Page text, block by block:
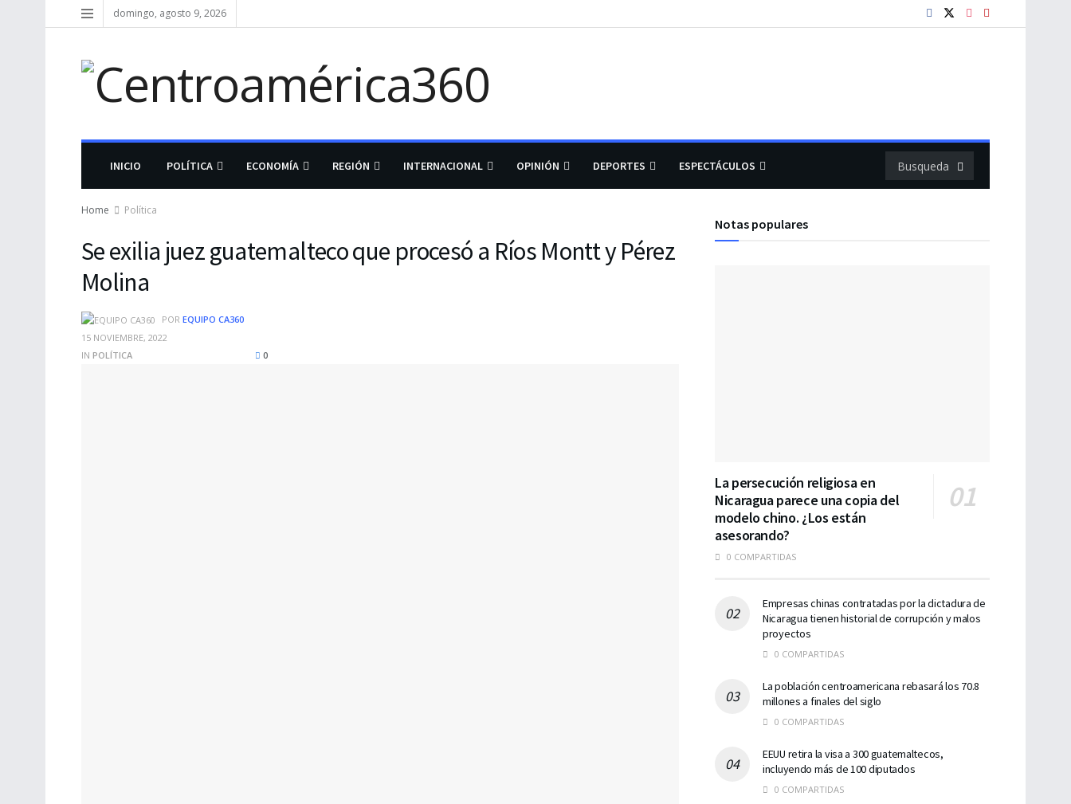
domingo, agosto 9, 2026
INICIO POLÍTICA ECONOMÍA REGIÓN INTERNACIONAL OPINIÓN DEPORTES ESPECTÁCULOS
Home Política
Se exilia juez guatemalteco que procesó a Ríos Montt y Pérez
Molina
POR EQUIPO CA360
15 NOVIEMBRE, 2022
IN POLÍTICA 0
Notas populares
La persecución religiosa en
Nicaragua parece una copia del
modelo chino. ¿Los están
asesorando?
0 COMPARTIDAS
Empresas chinas contratadas por la dictadura de
Nicaragua tienen historial de corrupción y malos
proyectos
0 COMPARTIDAS
La población centroamericana rebasará los 70.8
millones a finales del siglo
0 COMPARTIDAS
EEUU retira la visa a 300 guatemaltecos,
incluyendo más de 100 diputados
0 COMPARTIDAS